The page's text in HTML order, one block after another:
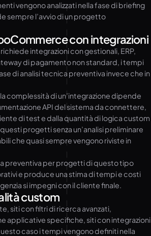
vengono analizzati nella fase di briefing
sempre l’avvio di un progetto
con integrazioni
integrazioni con gestionali, ERP,
di pagamento non standard, i tempi
di analisi tecnica preventiva invece che in
complessità di un’integrazione dipende
API del sistema da connettere,
di test e dalla quantità di logica custom
progetti senza un’analisi preliminare
che quasi sempre vengono riviste in
preventiva per progetti di questo tipo
e produce una stima di tempi e costi
si impegni con il cliente finale.
custom
siti con filtri di ricerca avanzati,
applicative specifiche, siti con integrazioni
caso i tempi vengono definiti nella